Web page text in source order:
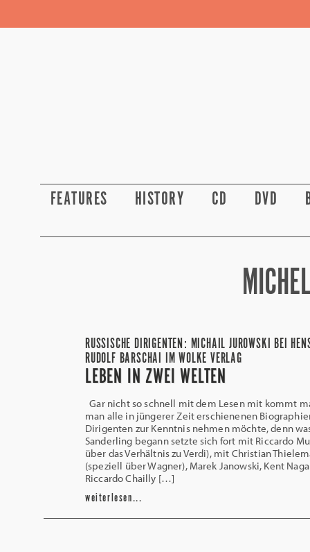
FEATURES HISTORY CD DVD
RUSSISCHE DIRIGENTEN: MICHAIL JUROWSKI BEI
RUDOLF BARSCHAI IM WOLKE VERLAG
LEBEN IN ZWEI WELTEN
Gar nicht so schnell mit dem Lesen mit kommt
man alle in jüngerer Zeit erschienenen
Dirigenten zur Kenntnis nehmen möchte, denn
Sanderling begann setzte sich fort mit Riccardo
über das Verhältnis zu Verdi), mit Christian
(speziell über Wagner), Marek Janowski, Kent
Riccardo Chailly […]
weiterlesen...